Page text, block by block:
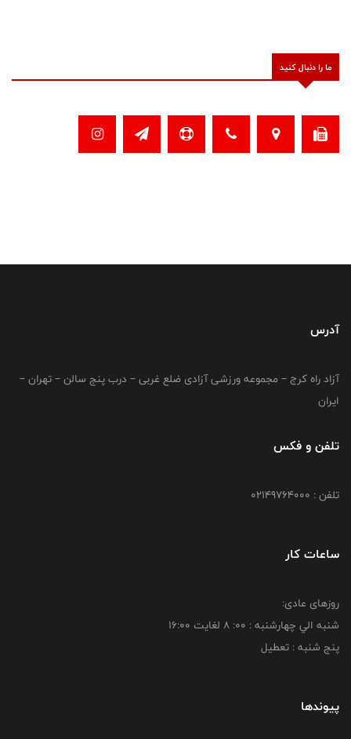
ما را دنبال کنید
آدرس
آزاد راه کرج – مجموعه ورزشی آزادی ضلع غربی – درب پنج سالن – تهران –
ایران
تلفن و فکس
تلفن : 02149764000
ساعات کار
روزهای عادی:
شنبه الي چهارشنبه : 00: 8 لغايت 16:00
پنج شنبه : تعطیل
پیوندها